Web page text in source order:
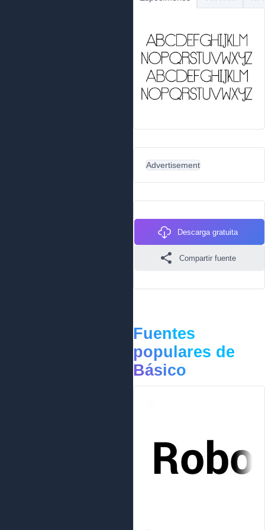
Advertisement
Descarga gratuita
Compartir fuente
Fuentes
populares de
Básico